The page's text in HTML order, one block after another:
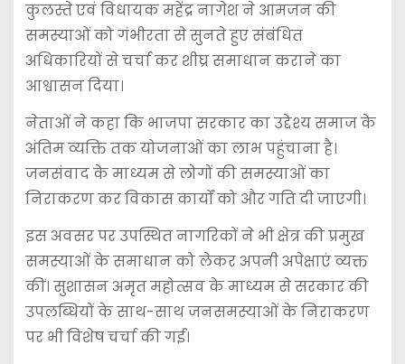
कुलस्ते एवं विधायक महेंद्र नागेश ने आमजन की
समस्याओं को गंभीरता से सुनते हुए संबंधित
अधिकारियों से चर्चा कर शीघ्र समाधान कराने का
आश्वासन दिया।
नेताओं ने कहा कि भाजपा सरकार का उद्देश्य समाज के
अंतिम व्यक्ति तक योजनाओं का लाभ पहुंचाना है।
जनसंवाद के माध्यम से लोगों की समस्याओं का
निराकरण कर विकास कार्यों को और गति दी जाएगी।
इस अवसर पर उपस्थित नागरिकों ने भी क्षेत्र की प्रमुख
समस्याओं के समाधान को लेकर अपनी अपेक्षाएं व्यक्त
कीं। सुशासन अमृत महोत्सव के माध्यम से सरकार की
उपलब्धियों के साथ-साथ जनसमस्याओं के निराकरण
पर भी विशेष चर्चा की गई।